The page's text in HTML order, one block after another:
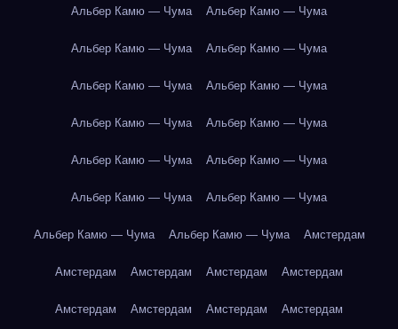
Альбер Камю — Чума Альбер Камю — Чума
Альбер Камю — Чума Альбер Камю — Чума
Альбер Камю — Чума Альбер Камю — Чума
Альбер Камю — Чума Альбер Камю — Чума
Альбер Камю — Чума Альбер Камю — Чума
Альбер Камю — Чума Альбер Камю — Чума
Альбер Камю — Чума Альбер Камю — Чума Амстердам
Амстердам Амстердам Амстердам Амстердам
Амстердам Амстердам Амстердам Амстердам